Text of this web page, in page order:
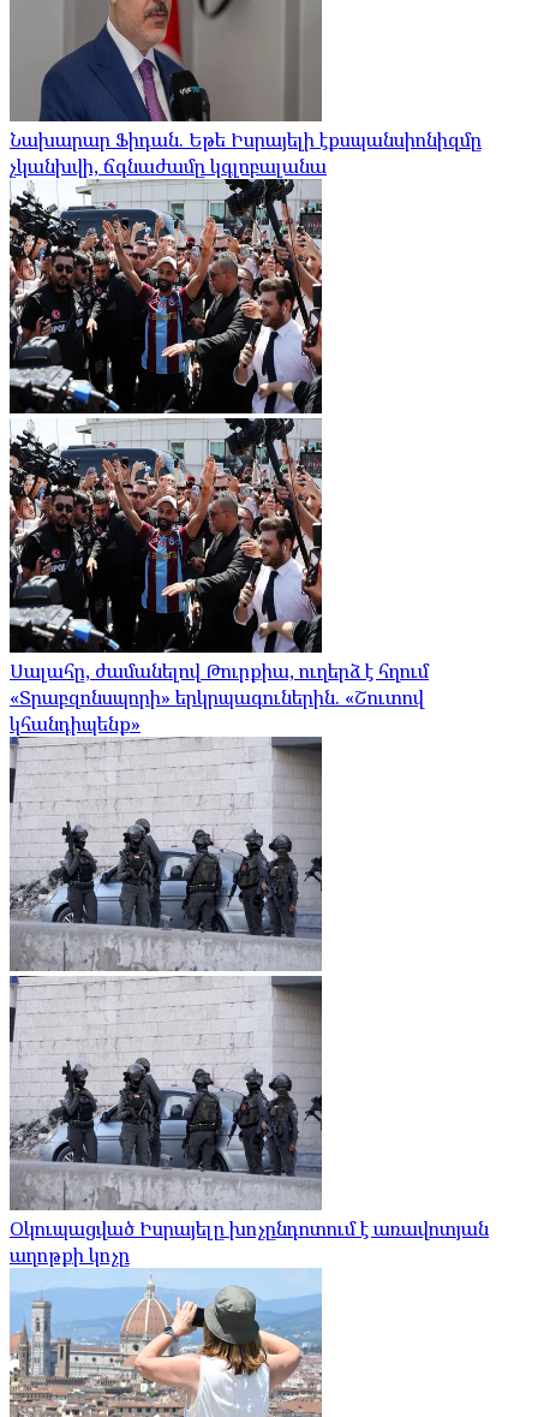
Նախարար Ֆիդան. Եթե Իսրայելի էքսպանսիոնիզմը
չկանխվի, ճգնաժամը կգլոբալանա
Սալահը, ժամանելով Թուրքիա, ուղերձ է հղում
«Տրաբզոնսպորի» երկրպագուներին. «Շուտով
կհանդիպենք»
Օկուպացված Իսրայելը խոչընդոտում է առավոտյան
աղոթքի կոչը